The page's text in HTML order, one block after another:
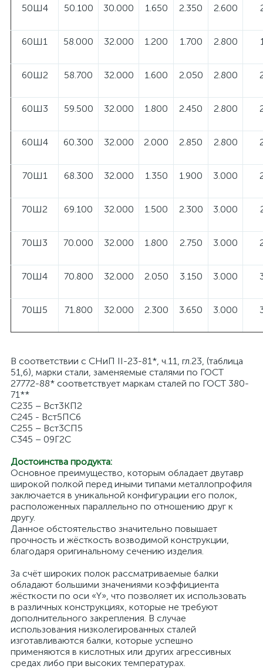
50Ш4 50.100 30.000 1.650 2.350 2.600
60Ш1 58.000 32.000 1.200 1.700 2.800
60Ш2 58.700 32.000 1.600 2.050 2.800
60Ш3 59.500 32.000 1.800 2.450 2.800
60Ш4 60.300 32.000 2.000 2.850 2.800
70Ш1 68.300 32.000 1.350 1.900 3.000
70Ш2 69.100 32.000 1.500 2.300 3.000
70Ш3 70.000 32.000 1.800 2.750 3.000
70Ш4 70.800 32.000 2.050 3.150 3.000
70Ш5 71.800 32.000 2.300 3.650 3.000
В соответствии с СНиП II-23-81*, ч.11, гл.23, (таблица
51,б), марки стали, заменяемые сталями по ГОСТ
27772-88* соответствует маркам сталей по ГОСТ 380-
71**
С235 – Вст3КП2
С245 - Вст5ПС6
С255 – Вст3СП5
С345 – 09Г2С
Достоинства продукта:
Основное преимущество, которым обладает двутавр
широкой полкой перед иными типами металлопрофиля
заключается в уникальной конфигурации его полок,
расположенных параллельно по отношению друг к
другу.
Данное обстоятельство значительно повышает
прочность и жёсткость возводимой конструкции,
благодаря оригинальному сечению изделия.
За счёт широких полок рассматриваемые балки
обладают большими значениями коэффициента
жёсткости по оси «Y», что позволяет их использовать
в различных конструкциях, которые не требуют
дополнительного закрепления. В случае
использования низколегированных сталей
изготавливаются балки, которые успешно
применяются в кислотных или других агрессивных
средах либо при высоких температурах.